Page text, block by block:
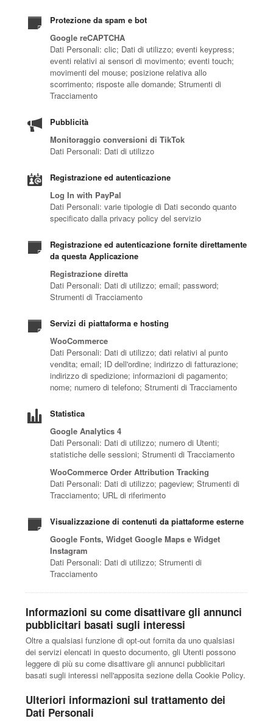
Protezione da spam e bot
Google reCAPTCHA
Dati Personali: clic; Dati di utilizzo; eventi keypress;
eventi relativi ai sensori di movimento; eventi touch;
movimenti del mouse; posizione relativa allo
scorrimento; risposte alle domande; Strumenti di
Tracciamento
Pubblicità
Monitoraggio conversioni di TikTok
Dati Personali: Dati di utilizzo
Registrazione ed autenticazione
Log In with PayPal
Dati Personali: varie tipologie di Dati secondo quanto
specificato dalla privacy policy del servizio
Registrazione ed autenticazione fornite direttamente
da questa Applicazione
Registrazione diretta
Dati Personali: Dati di utilizzo; email; password;
Strumenti di Tracciamento
Servizi di piattaforma e hosting
WooCommerce
Dati Personali: Dati di utilizzo; dati relativi al punto
vendita; email; ID dell'ordine; indirizzo di fatturazione;
indirizzo di spedizione; informazioni di pagamento;
nome; numero di telefono; Strumenti di Tracciamento
Statistica
Google Analytics 4
Dati Personali: Dati di utilizzo; numero di Utenti;
statistiche delle sessioni; Strumenti di Tracciamento
WooCommerce Order Attribution Tracking
Dati Personali: Dati di utilizzo; pageview; Strumenti di
Tracciamento; URL di riferimento
Visualizzazione di contenuti da piattaforme esterne
Google Fonts, Widget Google Maps e Widget
Instagram
Dati Personali: Dati di utilizzo; Strumenti di
Tracciamento
Informazioni su come disattivare gli annunci
pubblicitari basati sugli interessi
Oltre a qualsiasi funzione di opt-out fornita da uno qualsiasi
dei servizi elencati in questo documento, gli Utenti possono
leggere di più su come disattivare gli annunci pubblicitari
basati sugli interessi nell'apposita sezione della Cookie Policy.
Ulteriori informazioni sul trattamento dei
Dati Personali